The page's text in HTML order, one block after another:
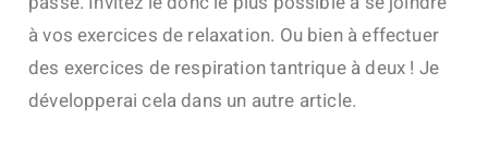
à vos exercices de relaxation. Ou bien à effectuer
des exercices de respiration tantrique à deux ! Je
développerai cela dans un autre article.